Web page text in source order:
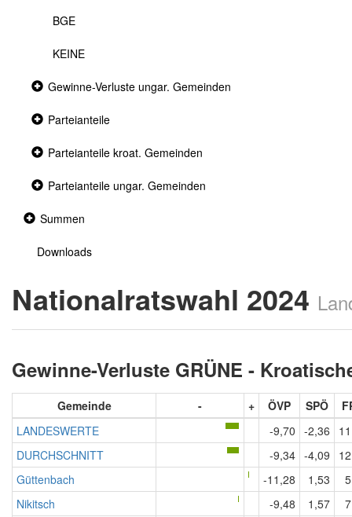
BGE
KEINE
Collapsed
Gewinne-Verluste ungar. Gemeinden
Collapsed
Parteianteile
Collapsed
Parteianteile kroat. Gemeinden
Collapsed
Parteianteile ungar. Gemeinden
Collapsed
Summen
Downloads
Nationalratswahl 2024
Gewinne-Verluste GRÜNE -
Gemeinde - + ÖVP SPÖ
LANDESWERTE
-9,70 -2,36
DURCHSCHNITT
-9,34 -4,09
Güttenbach
-11,28 1,53
Nikitsch
-9,48 1,57